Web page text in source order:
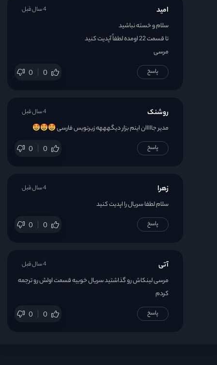
امید
سلام و خسته نباشید
تا قسمت 22 اومده لطفاً آپدیت کنید
مرسی
0 0
4 سال قبل
پاسخ
روشنک
مدیر جااااان اینم بزار دیگهههه زیرنویس فارسی
0 0
4 سال قبل
پاسخ
زهرا
سلام لطفا سریال را اپدیت کنید
0 0
4 سال قبل
پاسخ
آتی
مرسی لینکاش رو گذاشتید سریال خوبیه قسمت اولش رو ترجمه
کردم
0 0
4 سال قبل
پاسخ